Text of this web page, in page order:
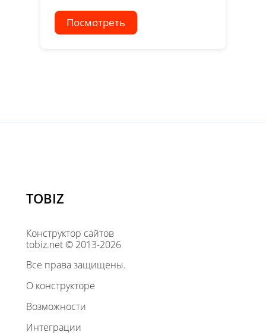
Посмотреть
TOBIZ
Конструктор сайтов
tobiz.net © 2013-2026
Все права защищены.
О конструкторе
Возможности
Интеграции